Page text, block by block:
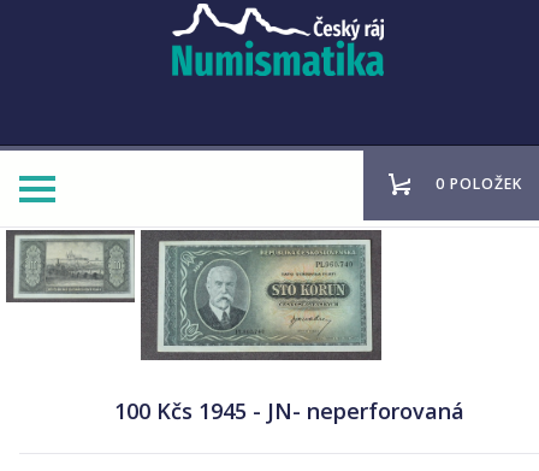
0 POLOŽEK
100 Kčs 1945 - JN- neperforovaná